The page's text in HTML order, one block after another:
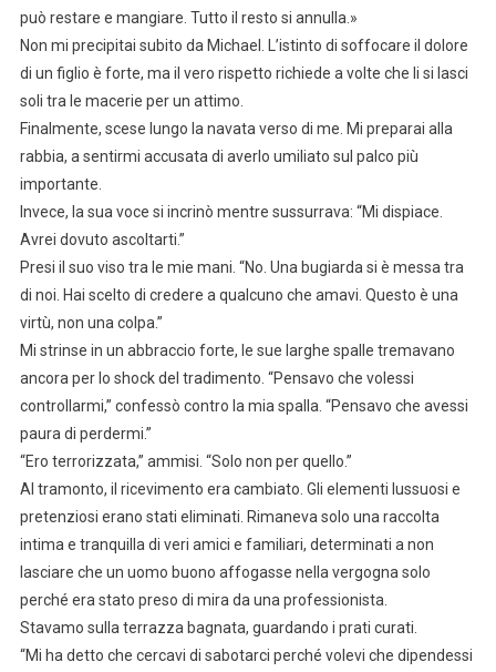
può restare e mangiare. Tutto il resto si annulla.»
Non mi precipitai subito da Michael. L’istinto di soffocare il dolore
di un figlio è forte, ma il vero rispetto richiede a volte che li si lasci
soli tra le macerie per un attimo.
Finalmente, scese lungo la navata verso di me. Mi preparai alla
rabbia, a sentirmi accusata di averlo umiliato sul palco più
importante.
Invece, la sua voce si incrinò mentre sussurrava: “Mi dispiace.
Avrei dovuto ascoltarti.”
Presi il suo viso tra le mie mani. “No. Una bugiarda si è messa tra
di noi. Hai scelto di credere a qualcuno che amavi. Questo è una
virtù, non una colpa.”
Mi strinse in un abbraccio forte, le sue larghe spalle tremavano
ancora per lo shock del tradimento. “Pensavo che volessi
controllarmi,” confessò contro la mia spalla. “Pensavo che avessi
paura di perdermi.”
“Ero terrorizzata,” ammisi. “Solo non per quello.”
Al tramonto, il ricevimento era cambiato. Gli elementi lussuosi e
pretenziosi erano stati eliminati. Rimaneva solo una raccolta
intima e tranquilla di veri amici e familiari, determinati a non
lasciare che un uomo buono affogasse nella vergogna solo
perché era stato preso di mira da una professionista.
Stavamo sulla terrazza bagnata, guardando i prati curati.
“Mi ha detto che cercavi di sabotarci perché volevi che dipendessi